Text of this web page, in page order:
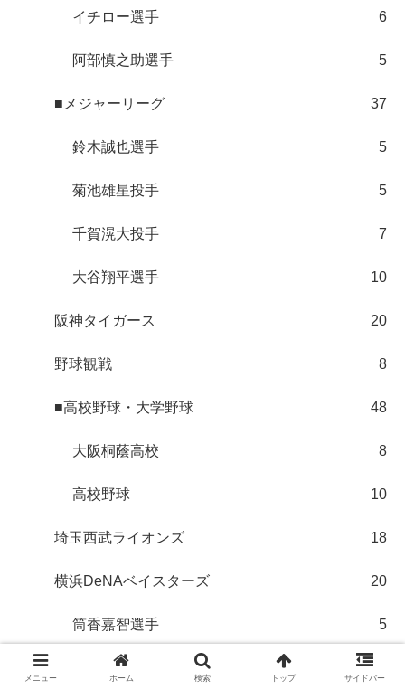
イチロー選手 6
阿部慎之助選手 5
■メジャーリーグ 37
鈴木誠也選手 5
菊池雄星投手 5
千賀滉大投手 7
大谷翔平選手 10
阪神タイガース 20
野球観戦 8
■高校野球・大学野球 48
大阪桐蔭高校 8
高校野球 10
埼玉西武ライオンズ 18
横浜DeNAベイスターズ 20
筒香嘉智選手 5
広島東洋カープ 43
メニュー ホーム 検索 トップ サイドバー